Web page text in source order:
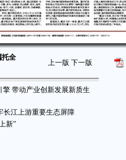
托全
上一版 下一版
擎 带动产业创新发展新质生
长江上游重要生态屏障
新”